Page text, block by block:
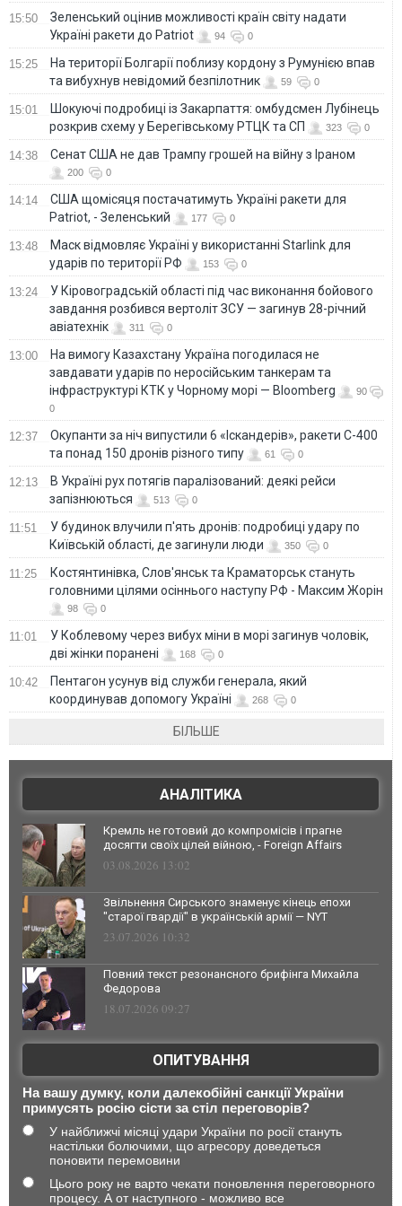
15:50
Зеленський оцінив можливості країн світу надати
Україні ракети до Patriot
94 0
15:25
На території Болгарії поблизу кордону з Румунією впав
та вибухнув невідомий безпілотник
59 0
15:01
Шокуючі подробиці із Закарпаття: омбудсмен Лубінець
розкрив схему у Берегівському РТЦК та СП
323 0
14:38 Сенат США не дав Трампу грошей на війну з Іраном
200 0
14:14
США щомісяця постачатимуть Україні ракети для
Patriot, - Зеленський
177 0
13:48
Маск відмовляє Україні у використанні Starlink для
ударів по території РФ
153 0
13:24
У Кіровоградській області під час виконання бойового
завдання розбився вертоліт ЗСУ — загинув 28-річний
авіатехнік
311 0
13:00
На вимогу Казахстану Україна погодилася не
завдавати ударів по неросійським танкерам та
інфраструктурі КТК у Чорному морі — Bloomberg
90
0
12:37
Окупанти за ніч випустили 6 «Іскандерів», ракети С-400
та понад 150 дронів різного типу
61 0
12:13
В Україні рух потягів паралізований: деякі рейси
запізнюються
513 0
11:51
У будинок влучили п'ять дронів: подробиці удару по
Київській області, де загинули люди
350 0
11:25
Костянтинівка, Слов'янськ та Краматорськ стануть
головними цілями осіннього наступу РФ - Максим Жорін
98 0
11:01
У Коблевому через вибух міни в морі загинув чоловік,
дві жінки поранені
168 0
10:42
Пентагон усунув від служби генерала, який
координував допомогу Україні
268 0
БІЛЬШЕ
АНАЛІТИКА
Кремль не готовий до компромісів і прагне
досягти своїх цілей війною, - Foreign Affairs
03.08.2026 13:02
Звільнення Сирського знаменує кінець епохи
"старої гвардії" в українській армії — NYT
23.07.2026 10:32
Повний текст резонансного брифінга Михайла
Федорова
18.07.2026 09:27
ОПИТУВАННЯ
На вашу думку, коли далекобійні санкції України
примусять росію сісти за стіл переговорів?
У найближчі місяці удари України по росії стануть
настільки болючими, що агресору доведеться
поновити перемовини
Цього року не варто чекати поновлення переговорного
процесу. А от наступного - можливо все